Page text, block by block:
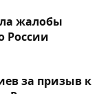
жалобы
России
за призыв к